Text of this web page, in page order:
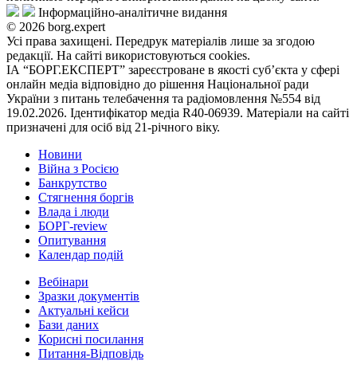
Інформаційно-аналітичне видання
© 2026 borg.expert
Усі права захищені. Передрук матеріалів лише за згодою
редакції. На сайті використовуються cookies.
ІА “БОРГ.ЕКСПЕРТ” зареєстроване в якості суб’єкта у сфері
онлайн медіа відповідно до рішення Національної ради
України з питань телебачення та радіомовлення №554 від
19.02.2026. Ідентифікатор медіа R40-06939. Матеріали на сайті
призначені для осіб від 21-річного віку.
Новини
Війна з Росією
Банкрутство
Стягнення боргiв
Влада i люди
БОРГ-review
Опитування
Календар подій
Вебінари
Зразки документів
Актуальні кейси
Бази даних
Корисні посилання
Питання-Відповідь